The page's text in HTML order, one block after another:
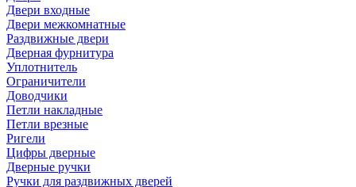
Двери входные
Двери межкомнатные
Раздвижные двери
Дверная фурнитура
Уплотнитель
Ограничители
Доводчики
Петли накладные
Петли врезные
Ригели
Цифры дверные
Дверные ручки
Ручки для раздвижных дверей